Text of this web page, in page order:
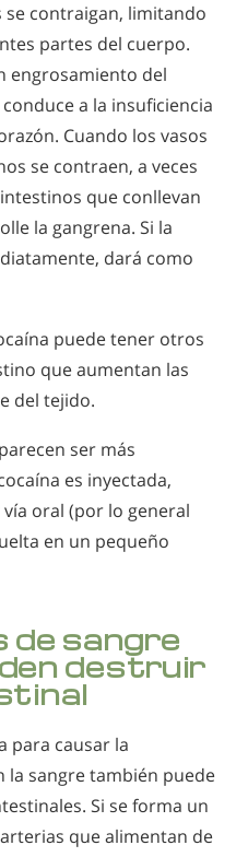
se contraigan, limitando
partes del cuerpo.
engrosamiento del
a la insuficiencia
Cuando los vasos
se contraen, a veces
que conllevan
la gangrena. Si la
dará como
puede tener otros
que aumentan las
del tejido.
ser más
es inyectada,
oral (por lo general
en un pequeño
de sangre
destruir
para causar la
la sangre también puede
Si se forma un
que alimentan de